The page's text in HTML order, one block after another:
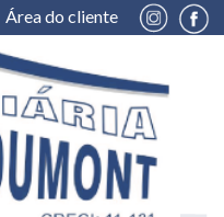
Área do cliente